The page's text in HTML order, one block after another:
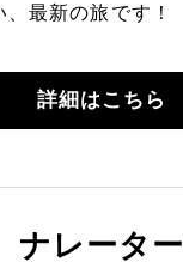
最新の旅です！
詳細はこちら
ナレーター